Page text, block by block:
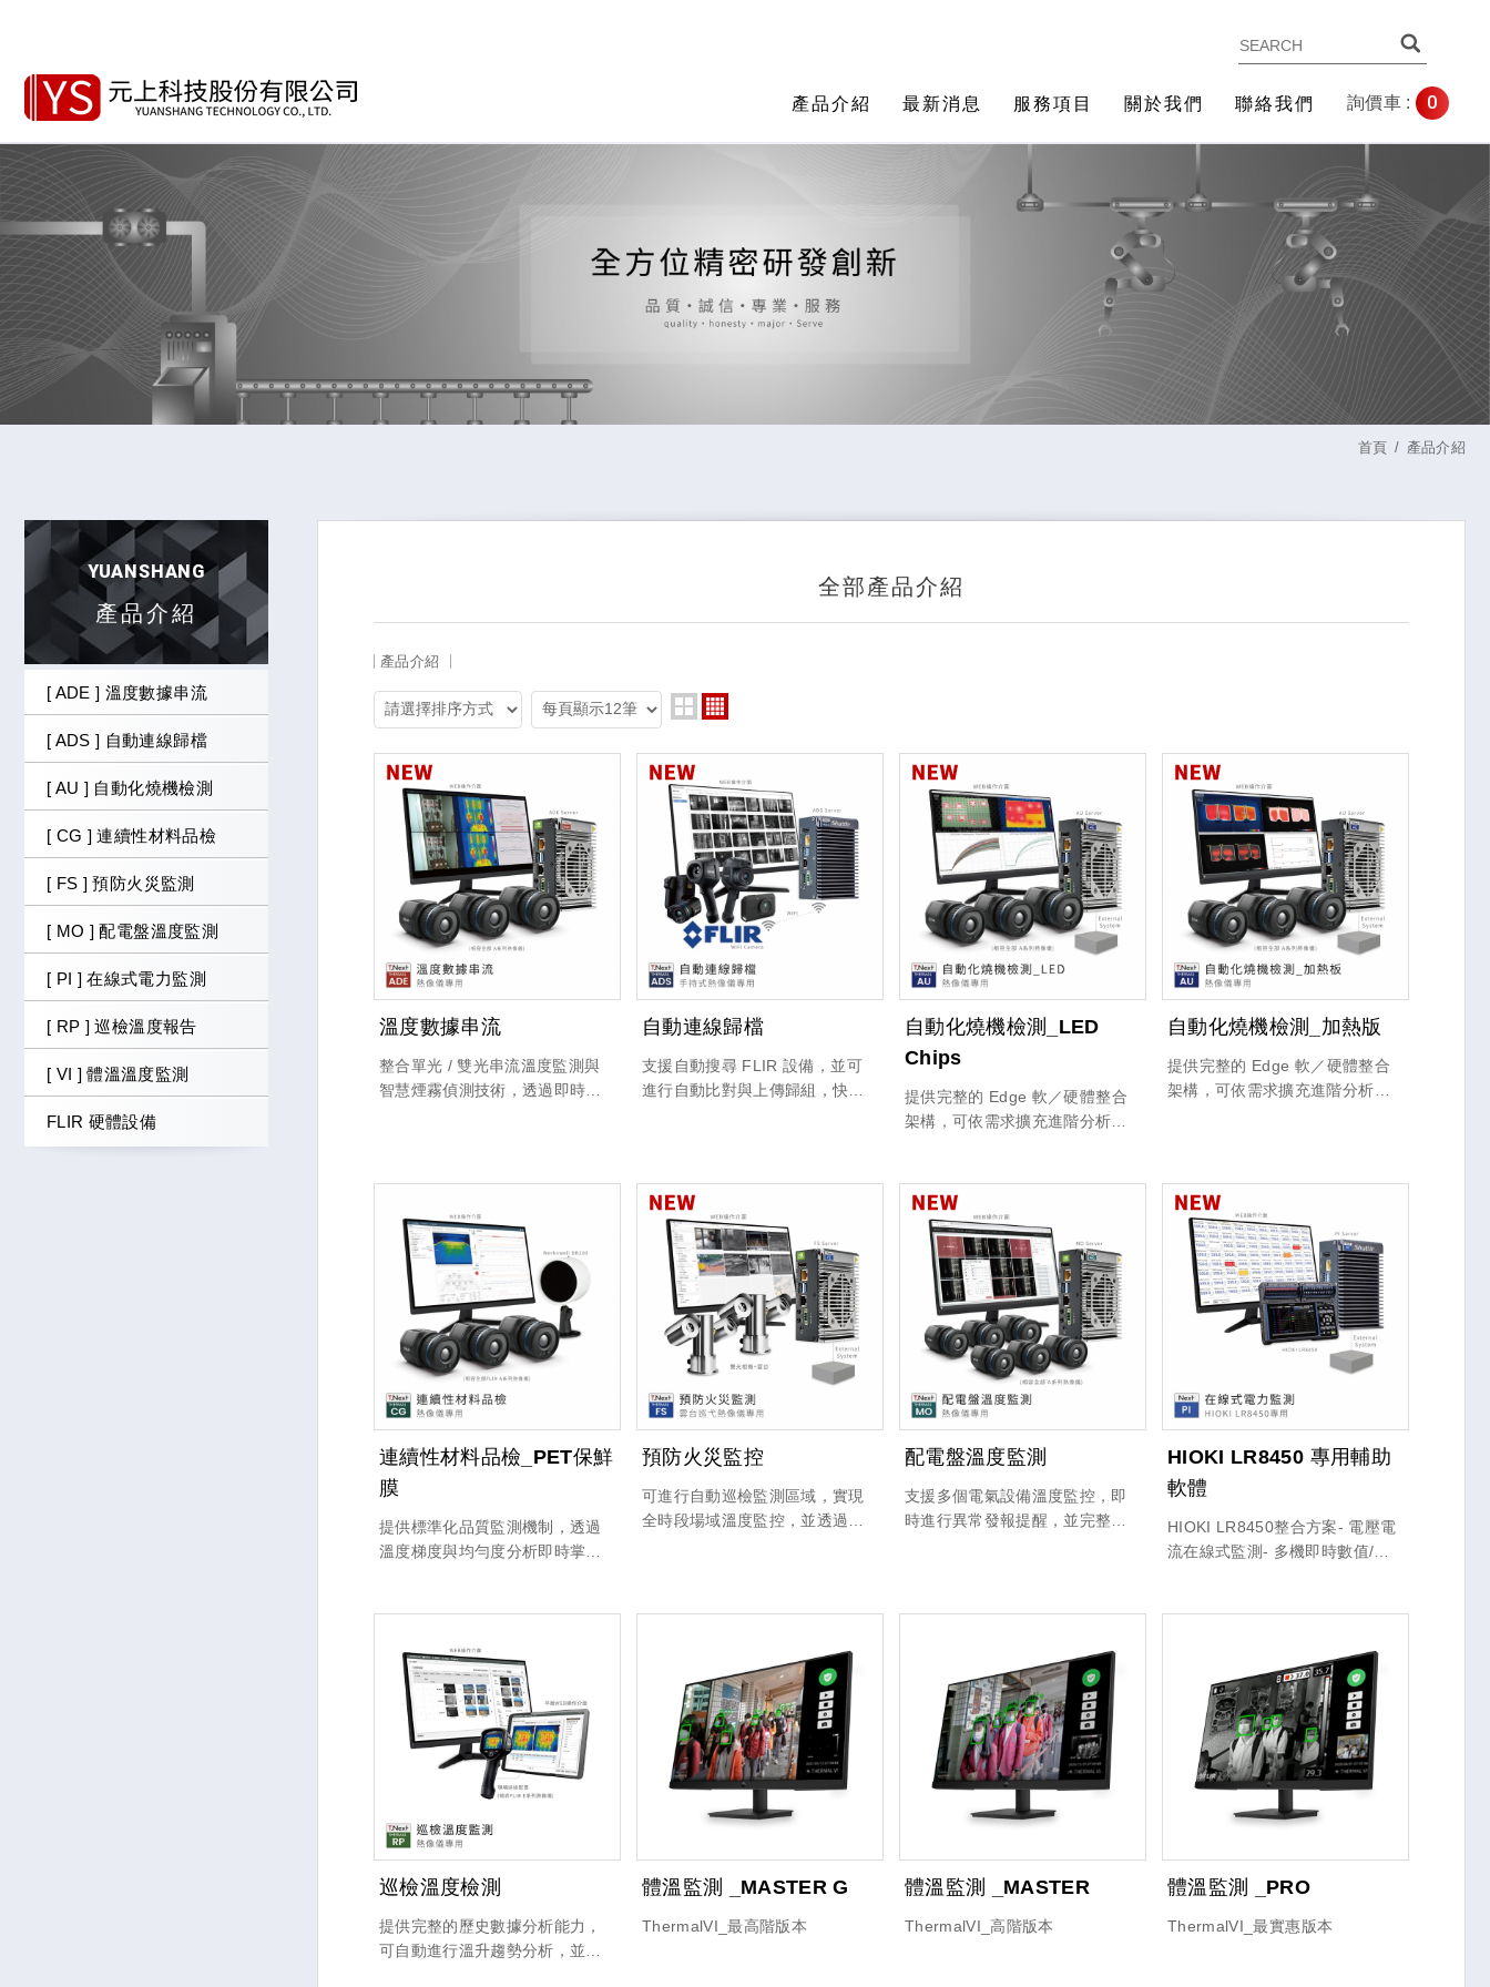
產品介紹 最新消息 服務項目 關於我們 聯絡我們 詢價車 : 0
首頁 產品介紹
YUANSHANG
產品介紹
[ ADE ] 溫度數據串流
[ ADS ] 自動連線歸檔
[ AU ] 自動化燒機檢測
[ CG ] 連續性材料品檢
[ FS ] 預防火災監測
[ MO ] 配電盤溫度監測
[ PI ] 在線式電力監測
[ RP ] 巡檢溫度報告
[ VI ] 體溫溫度監測
FLIR 硬體設備
全部產品介紹
產品介紹
溫度數據串流
整合單光 / 雙光串流溫度監測與
智慧煙霧偵測技術，透過即時影
率。
自動連線歸檔
支援自動搜尋 FLIR 設備，並可
進行自動比對與上傳歸組，快速
提升現場建檔效率與後端資料處
理的準確性。
自動化燒機檢測_LED
Chips
提供完整的 Edge 軟／硬體整合
架構，可依需求擴充進階分析功
API 快速部署，協助系統整合商
與企業用戶加速導入並降低整合
成本。
自動化燒機檢測_加熱版
提供完整的 Edge 軟／硬體整合
架構，可依需求擴充進階分析功
與企業用戶加速導入並降低整合
成本。
連續性材料品檢_PET保鮮
膜
提供標準化品質監測機制，透過
溫度梯度與均勻度分析即時掌握
與異常判斷能力。
預防火災監控
可進行自動巡檢監測區域，實現
全時段場域溫度監控，並透過高
安全與應變效率。
配電盤溫度監測
支援多個電氣設備溫度監控，即
時進行異常發報提醒，並完整保
風險，協助提升電氣系統的安全
HIOKI LR8450 專用輔助
軟體
HIOKI LR8450整合方案- 電壓電
流在線式監測- 多機即時數值/數
巡檢溫度檢測
提供完整的歷史數據分析能力，
可自動進行溫升趨勢分析，並快
體溫監測 _MASTER G
ThermalVI_最高階版本
體溫監測 _MASTER
ThermalVI_高階版本
體溫監測 _PRO
ThermalVI_最實惠版本